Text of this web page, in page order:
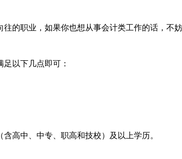
职业，如果你也想从事会计类工作的话，不
以下几点即可：
中、中专、职高和技校）及以上学历。